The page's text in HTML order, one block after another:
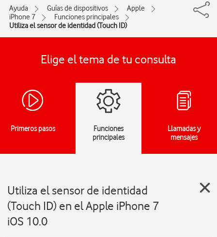
Ayuda Guías de dispositivos
Apple
iPhone 7
Funciones principales
Utiliza el sensor de identidad (Touch ID)
Elige el tema de tu consulta
Primeros pasos
Funciones
principales
Llamadas y
mensajes
Utiliza el sensor de identidad
(Touch ID) en el Apple iPhone 7
iOS 10.0